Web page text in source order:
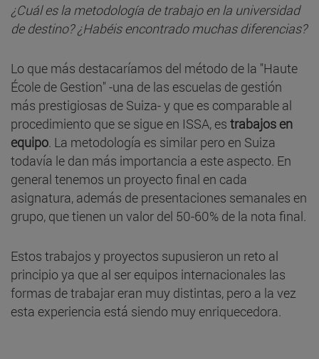
¿Cuál es la metodología de trabajo en la universidad
de destino? ¿Habéis encontrado muchas diferencias?
Lo que más destacaríamos del método de la "Haute
École de Gestion" -una de las escuelas de gestión
más prestigiosas de Suiza- y que es comparable al
procedimiento que se sigue en ISSA, es trabajos en
equipo. La metodología es similar pero en Suiza
todavía le dan más importancia a este aspecto. En
general tenemos un proyecto final en cada
asignatura, además de presentaciones semanales en
grupo, que tienen un valor del 50-60% de la nota final.
Estos trabajos y proyectos supusieron un reto al
principio ya que al ser equipos internacionales las
formas de trabajar eran muy distintas, pero a la vez
esta experiencia está siendo muy enriquecedora.